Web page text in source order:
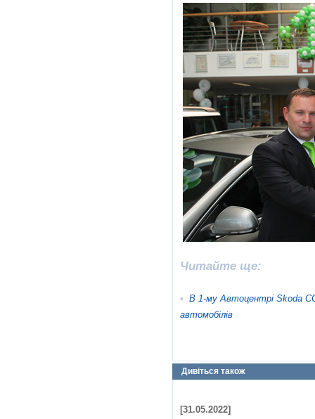
Читайте ще:
• В 1-му Автоцентрі Skoda
автомобілів
Дивіться також
[31.05.2022]